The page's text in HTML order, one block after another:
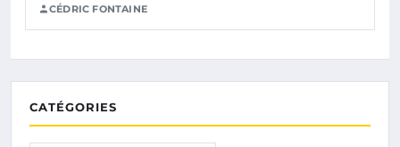
CÉDRIC FONTAINE
CATÉGORIES